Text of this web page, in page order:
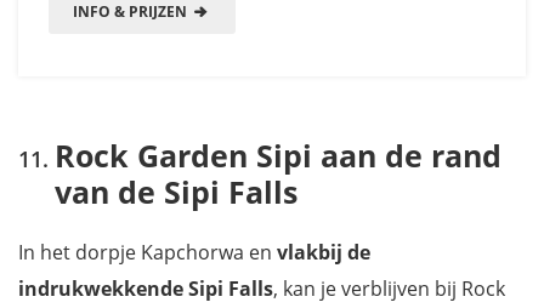
INFO & PRIJZEN
Rock Garden Sipi aan de rand
van de Sipi Falls
In het dorpje Kapchorwa en vlakbij de
indrukwekkende Sipi Falls, kan je verblijven bij Rock